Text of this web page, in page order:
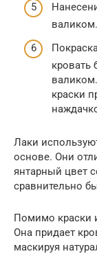
валиком.
кровать
краски
Лаки
основе. Они
янтарный цвет
сравнительно
Помимо краски
Она придает
маскируя